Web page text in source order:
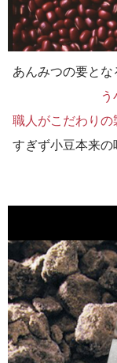
あんみつの要と
職人がこだわりの
すぎず小豆本来